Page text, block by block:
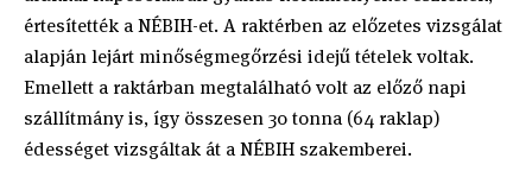
értesítették a NÉBIH-et. A raktérben az előzetes vizsgálat
alapján lejárt minőségmegőrzési idejű tételek voltak.
Emellett a raktárban megtalálható volt az előző napi
szállítmány is, így összesen 30 tonna (64 raklap)
édességet vizsgáltak át a NÉBIH szakemberei.